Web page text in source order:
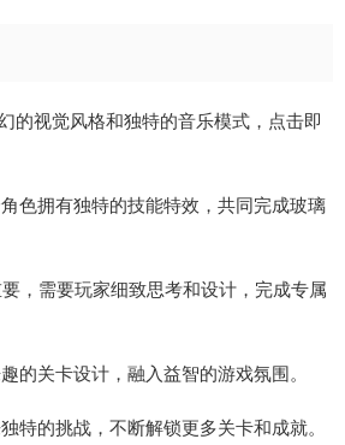
的视觉风格和独特的音乐模式，点击即
色拥有独特的技能特效，共同完成玻璃
，需要玩家细致思考和设计，完成专属
的关卡设计，融入益智的游戏氛围。
特的挑战，不断解锁更多关卡和成就。